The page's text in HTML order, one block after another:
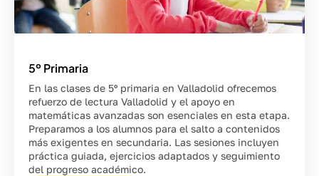
5º Primaria
En las clases de 5º primaria en Valladolid ofrecemos
refuerzo de lectura Valladolid y el apoyo en
matemáticas avanzadas son esenciales en esta etapa.
Preparamos a los alumnos para el salto a contenidos
más exigentes en secundaria. Las sesiones incluyen
práctica guiada, ejercicios adaptados y seguimiento
del progreso académico.